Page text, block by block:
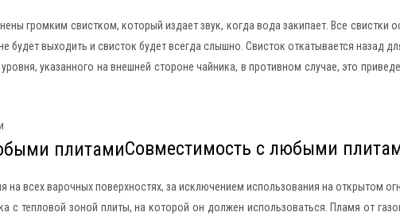
громким свистком, который издает звук, когда вода закипает. Все
будет выходить и свисток будет всегда слышно. Свисток откатывается назад
указанного на внешней стороне чайника, в противном случае, это
Совместимость с любыми
на всех варочных поверхностях, за исключением использования на открытом
с тепловой зоной плиты, на которой он должен использоваться. Пламя от